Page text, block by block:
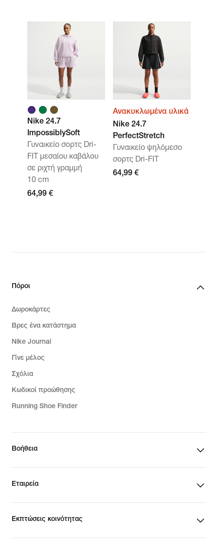
Nike 24.7
ImpossiblySoft
Γυναικείο σορτς Dri-
FIT μεσαίου καβάλου
σε ριχτή γραμμή
10 cm
64,99 €
Ανακυκλωμένα υλικά
Nike 24.7
PerfectStretch
Γυναικείο ψηλόμεσο
σορτς Dri-FIT
64,99 €
Πόροι
Δωροκάρτες
Βρες ένα κατάστημα
Nike Journal
Γίνε μέλος
Σχόλια
Κωδικοί προώθησης
Running Shoe Finder
Βοήθεια
Εταιρεία
Εκπτώσεις κοινότητας